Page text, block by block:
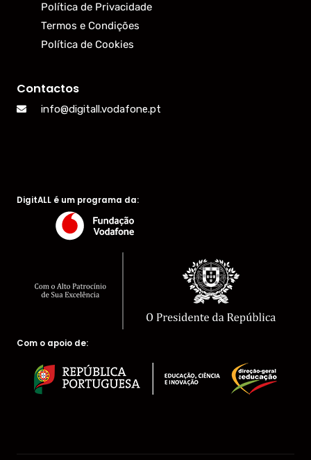
Política de Privacidade
Termos e Condições
Política de Cookies
Contactos
info@digitall.vodafone.pt
DigitALL é um programa da:
Com o apoio de: